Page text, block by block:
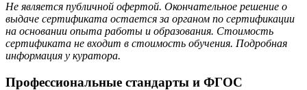
Не является публичной офертой. Окончательное решение о
выдаче сертификата остается за органом по сертификации
на основании опыта работы и образования. Стоимость
сертификата не входит в стоимость обучения. Подробная
информация у куратора.
Профессиональные стандарты и ФГОС